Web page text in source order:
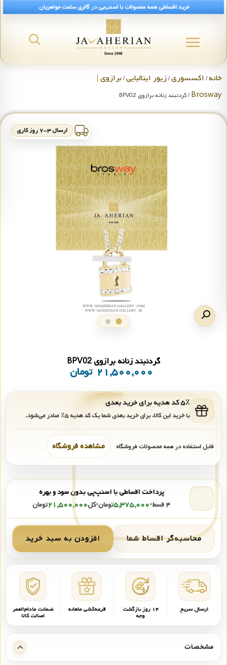
خرید اقساطی همه محصولات با اسنپ‌پی در گالری ساعت جواهریان.
خانه/ اکسسوری/زیور ایتالیایی/برازوی |
Brosway/ گردنبند زنانه برازوی BPV02
ارسال ۳-۷ روز کاری
گردنبند زنانه برازوی BPV02
۲۱,۵۰۰,۰۰۰ تومان
۵٪ کد هدیه برای خرید بعدی
با خرید این کالا، برای خرید بعدی شما یک کد هدیه۵٪ صادر می‌شود.
قابل استفاده در همه محصولات فروشگاه مشاهده فروشگاه
پرداخت اقساطی با اسنپ‌پی بدون سود و بهره
۴ قسط
•۵,۳۷۵,۰۰۰تومان•کل۲۱,۵۰۰,۰۰۰تومان
محاسبه‌گر اقساط شما افزودن به سبد خرید
ارسال سریع ۱۴ روز بازگشت
وجه
قرعه‌کشی ماهانه ضمانت مادام‌العمر
اصالت کالا
مشخصات